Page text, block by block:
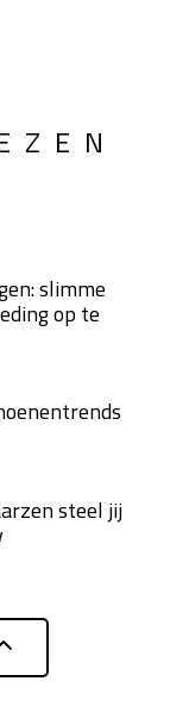
slimme
op te
steel jij